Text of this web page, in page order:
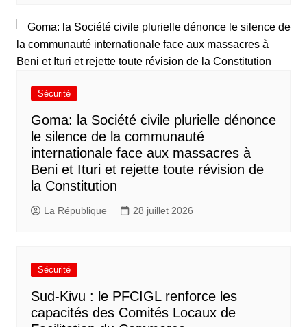
Sécurité
Goma: la Société civile plurielle dénonce
le silence de la communauté
internationale face aux massacres à
Beni et Ituri et rejette toute révision de
la Constitution
La République 28 juillet 2026
Sécurité
Sud-Kivu : le PFCIGL renforce les
capacités des Comités Locaux de